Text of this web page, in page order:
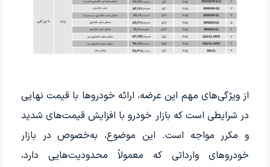
از ویژگی‌های مهم این عرضه، ارائه خودروها با قیمت نهایی
در شرایطی است که بازار خودرو با افزایش قیمت‌های شدید
و مکرر مواجه است. این موضوع، به‌خصوص در بازار
خودروهای وارداتی که معمولاً محدودیت‌هایی دارد،